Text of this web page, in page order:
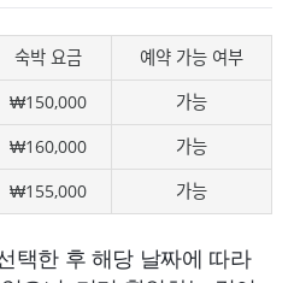
숙박 요금
예약 가능 여부
₩150,000
가능
₩160,000
가능
₩155,000 가능
택한 후 해당 날짜에 따라